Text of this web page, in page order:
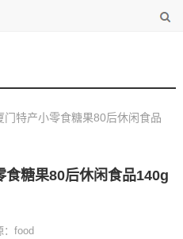
门特产小零食糖果80后休闲食品
食糖果80后休闲食品140g
：food